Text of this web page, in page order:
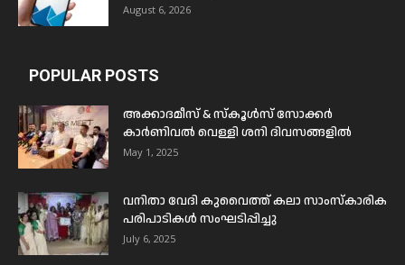
August 6, 2026
POPULAR POSTS
അക്കാദമീസ് & സ്കൂൾസ് സോക്കർ
കാർണിവൽ വെള്ളി ശനി ദിവസങ്ങളിൽ
May 1, 2025
വനിതാ വേദി കുവൈത്ത് കലാ സാംസ്കാരിക
പരിപാടികൾ സംഘടിപ്പിച്ചു
July 6, 2025